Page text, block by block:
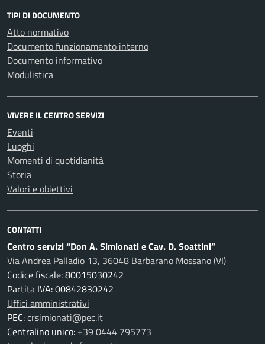
TIPI DI DOCUMENTO
Atto normativo
Documento funzionamento interno
Documento informativo
Modulistica
VIVERE IL CENTRO SERVIZI
Eventi
Luoghi
Momenti di quotidianità
Storia
Valori e obiettivi
CONTATTI
Centro servizi “Don A. Simionati e Cav. D. Soattini”
Via Andrea Palladio 13, 36048 Barbarano Mossano (VI)
Codice fiscale: 80015030242
Partita IVA: 00842830242
Uffici amministrativi
PEC:crsimionati@pec.it
Centralino unico: +39 0444 795773